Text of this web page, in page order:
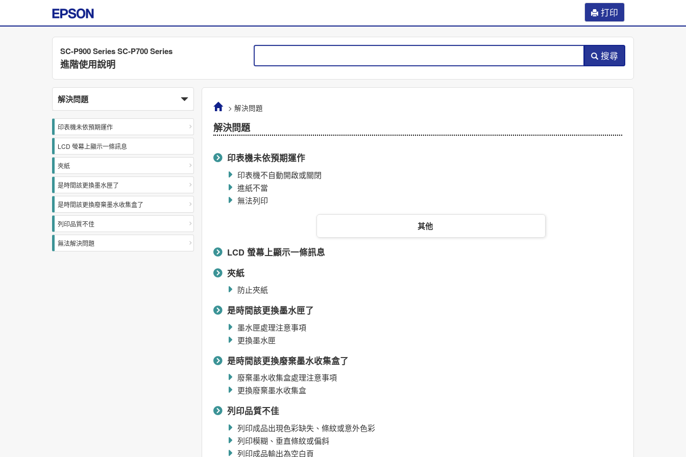
打印
SC-P900 Series SC-P700 Series
進階使用說明
搜尋
解決問題
印表機未依預期運作
LCD 螢幕上顯示一條訊息
夾紙
是時間該更換墨水匣了
是時間該更換廢棄墨水收集盒了
列印品質不佳
無法解決問題
> 解決問題
解決問題
印表機未依預期運作
印表機不自動開啟或關閉
進紙不當
無法列印
其他
LCD 螢幕上顯示一條訊息
夾紙
防止夾紙
是時間該更換墨水匣了
墨水匣處理注意事項
更換墨水匣
是時間該更換廢棄墨水收集盒了
廢棄墨水收集盒處理注意事項
更換廢棄墨水收集盒
列印品質不佳
列印成品出現色彩缺失、條紋或意外色彩
列印模糊、垂直條紋或偏斜
列印成品輸出為空白頁